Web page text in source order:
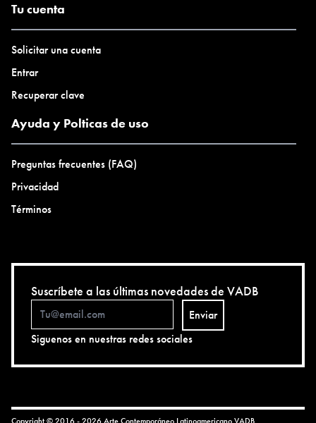
Tu cuenta
Solicitar una cuenta
Entrar
Recuperar clave
Ayuda y Polticas de uso
Preguntas frecuentes (FAQ)
Privacidad
Términos
Suscríbete a las últimas novedades de VADB
Enviar
Siguenos en nuestras redes sociales